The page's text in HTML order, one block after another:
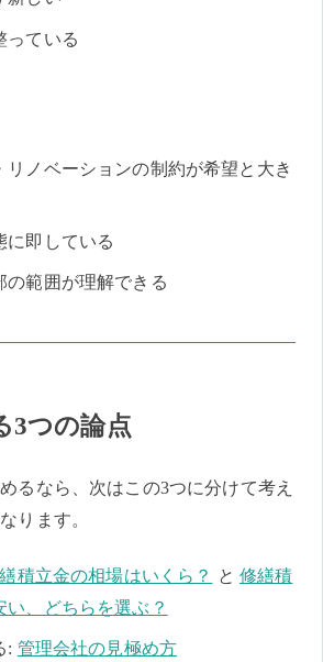
っている
リノベーションの制約が希望と大き
に即している
の範囲が理解できる
3つの論点
るなら、次はこの3つに分けて考え
ります。
積立金の相場はいくら？ と 修繕積
い、どちらを選ぶ？
: 管理会社の見極め方